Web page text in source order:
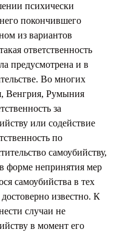
психически
покончившего
из вариантов
ответственность
предусмотрена и в
Во многих
Венгрия, Румыния
за
или содействие
по
самоубийству,
форме непринятия мер
самоубийства в тех
известно. К
случаи не
в момент его